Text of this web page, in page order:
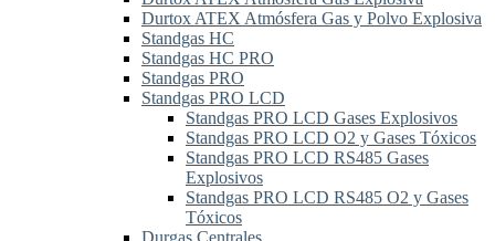
Durtox ATEX Atmósfera Gas y Polvo Explosiva
Standgas HC
Standgas HC PRO
Standgas PRO
Standgas PRO LCD
Standgas PRO LCD Gases Explosivos
Standgas PRO LCD O2 y Gases Tóxicos
Standgas PRO LCD RS485 Gases
Explosivos
Standgas PRO LCD RS485 O2 y Gases
Tóxicos
Durgas Centrales